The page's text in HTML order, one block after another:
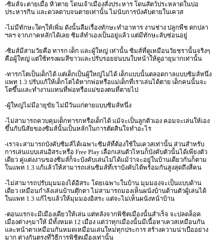
-ซิมส์จะตายเมื่อ หิวตาย โดนเจ้าเมืองสั่งประหาร โดนสัตว์ประหลาดในบ่อ
ประหารกิน และดวลดาบจนตายเท่านั้น ไม่นับการบังคับตายในเควส
-ไม่มีทักษะใดๆให้เพิ่ม ดังนั้นลืมเรื่องทักษะทำอาหาร งานช่าง ปลูกพืช ตกปลา
ฯลฯ จากภาคหลักได้เลย ซิมส์ทำเองเป็นอยู่แล้ว แต่มีทักษะลับซ่อนอยู่
-ซิมส์มีสามวัยคือ ทารก เด็ก และผู้ใหญ่ เท่านั้น ซิมส์ที่ดูเหมือนวัยชรานั้นจริงๆ
คือผู้ใหญ่ แต่ใช้ทรงผมสีขาวและปรับรอยย่นบนใบหน้าให้ดูอายุมากเท่านั้น
-ทารกโตเป็นเด็กได้ แต่เด็กเป็นผู้ใหญ่ไม่ได้ เด็กแบบนั้นตลอดกาลแบบซิมส์หนึ่ง
แพท 1.3 ปรับแก้ให้เด็กโตได้หากพ่อหรือแม่เด็กที่เราเล่นได้ตาย เด็กคนนั้นจะ
โตขึ้นและทำงานแทนที่พ่อหรือแม่ของตนที่ตายไป
-ผู้ใหญ่ไม่มีอายุขัย ไม่มีวันแก่ตายแบบซิมส์หนึ่ง
-ไม่สามารถควบคุมเด็กทารกหรือเด็กได้ แม้จะเป็นลูกตัวเอง คอมจะเล่นให้เอง
ขึ้นกับนิสัยของซิมส์นั้นเป็นหลักในการตัดสินใจทำอะไร
-เราจะสามารถบังคับซิมส์ได้เฉพาะซิมส์ที่ต้องใช้ในเควสเท่านั้น ส่วนสำหรับ
การเล่นแบบเล่นอิสระหรือ Free Play เลือกเล่นตัวไหนก็บังคับตัวนั้นได้เพียงตัว
เดียว คู่แต่งงานของซิมส์ก็จะบังคับเล่นไม่ได้แม้ว่าจะอยู่ในบ้านเดียวกันก็ตาม
ในแพท 1.3 แก้แล้วให้สามารถเล่นซิมส์ที่เราบังคับได้พร้อมกันสูงสุดถึงสี่คน
-ไม่สามารถปรับมุมมองได้อิสระ โดยเฉพาะในบ้าน มุมมองจะเป็นแบบด้าน
เดียว เหมือนกำลังเล่นบ้านตุ๊กตา ไม่สามารถมองเห็นผนังบ้านด้านตัวผู้เล่นได้
ในแพท 1.3 แก้ไขแล้วให้มุมมองอิสระ แต่จะไม่เห็นผนังหน้าบ้าน
-ตอนแรกจะมีเมืองเดียวให้เล่น แต่หลังจากพิชิตเมืองนั้นสำเร็จ จะปลดล็อค
เมืองต่างๆมาให้ มีทั้งหมด 12 เมือง แต่ว่าทุกเมืองนั้นมีเนื้อหาเควสเหมือนกัน
และหน้าตาเหมือนกันหมดเหมือนเล่นใหม่ทุกประการ สร้างความน่าเบื่ออย่าง
มาก ต่างกันตรงที่วิธีการพิชิตเมืองเท่านั้น